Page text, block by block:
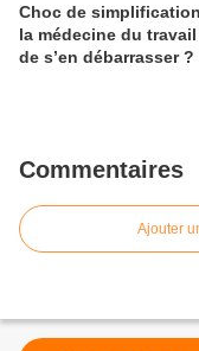
Choc de
la médecine du
de s’en débarrasser ?
Commentaires
Ajouter